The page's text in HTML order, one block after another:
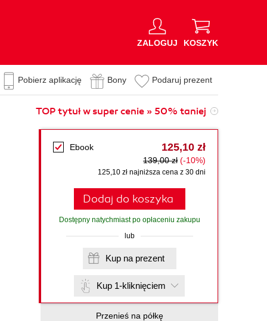
ZALOGUJ KOSZYK
Pobierz aplikację Bony Podaruj prezent
TOP tytuł w super cenie » 50% taniej
Ebook 125,10 zł
139,00 zł (-10%)
125,10 zł najniższa cena z 30 dni
Dodaj do koszyka
Dostępny natychmiast po opłaceniu zakupu
lub
Kup na prezent
Kup 1-kliknięciem
Przenieś na półkę